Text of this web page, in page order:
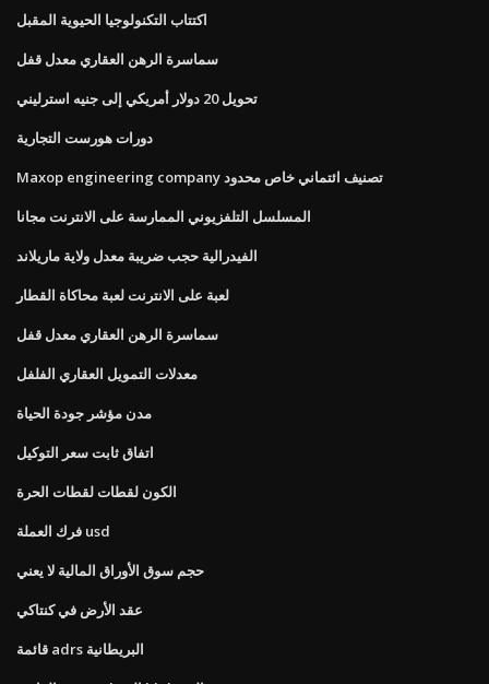
اكتتاب التكنولوجيا الحيوية المقبل
سماسرة الرهن العقاري معدل قفل
تحويل 20 دولار أمريكي إلى جنيه استرليني
دورات هورست التجارية
Maxop engineering company تصنيف ائتماني خاص محدود
المسلسل التلفزيوني الممارسة على الانترنت مجانا
الفيدرالية حجب ضريبة معدل ولاية ماريلاند
لعبة على الانترنت لعبة محاكاة القطار
سماسرة الرهن العقاري معدل قفل
معدلات التمويل العقاري الفلفل
مدن مؤشر جودة الحياة
اتفاق ثابت سعر التوكيل
الكون لقطات لقطات الحرة
فرك العملة usd
حجم سوق الأوراق المالية لا يعني
عقد الأرض في كنتاكي
قائمة adrs البريطانية